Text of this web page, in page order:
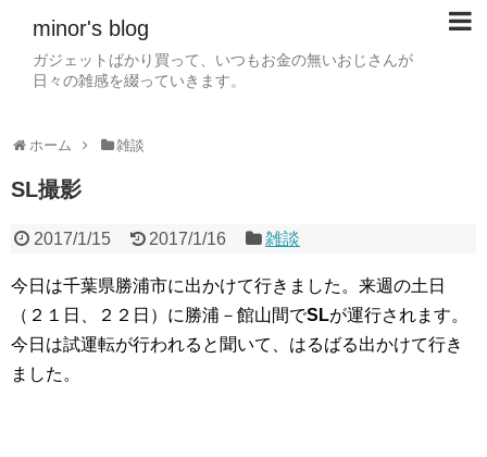
minor's blog
ガジェットばかり買って、いつもお金の無いおじさんが
日々の雑感を綴っていきます。
ホーム 雑談
SL撮影
2017/1/15 2017/1/16 雑談
今日は千葉県勝浦市に出かけて行きました。来週の土日
（２１日、２２日）に勝浦－館山間でSLが運行されます。
今日は試運転が行われると聞いて、はるばる出かけて行き
ました。